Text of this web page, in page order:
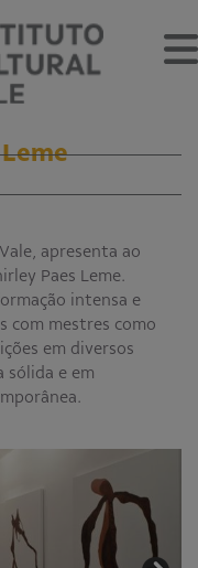
apresenta ao
Paes Leme.
intensa e
com mestres como
em diversos
sólida e em